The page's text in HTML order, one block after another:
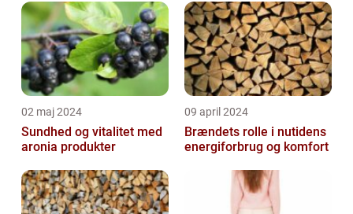
02 maj 2024
Sundhed og vitalitet med
aronia produkter
09 april 2024
Brændets rolle i nutidens
energiforbrug og komfort